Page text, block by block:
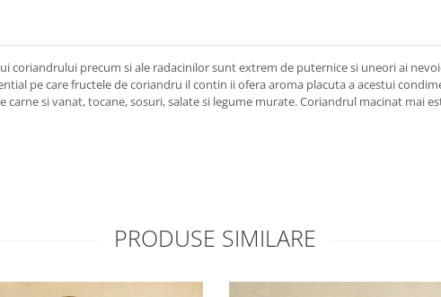
precum si ale radacinilor sunt extrem de puternice si uneori ai
pe care fructele de coriandru il contin ii ofera aroma placuta a acestui
si vanat, tocane, sosuri, salate si legume murate. Coriandrul macinat mai
PRODUSE SIMILARE